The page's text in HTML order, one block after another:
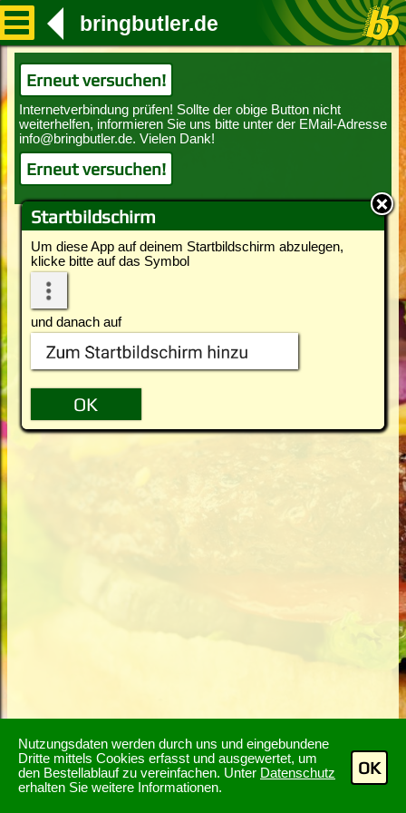
Nutzungsdaten werden durch uns und eingebundene
Dritte mittels Cookies erfasst und ausgewertet, um
den Bestellablauf zu vereinfachen. Unter Datenschutz
erhalten Sie weitere Informationen.
OK
Startbildschirm
Um diese App auf deinem Startbildschirm abzulegen,
klicke bitte auf das Symbol
und danach auf
bringbutler.de
Erneut versuchen!
Erneut versuchen!